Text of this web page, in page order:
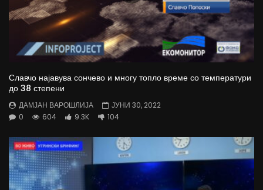
Славчо најавува сончево и многу топло време со температури
до 38 степени
ДАМЈАН ВАРОШЛИЈА
ЈУНИ 30, 2022
0
604 9.3K 104